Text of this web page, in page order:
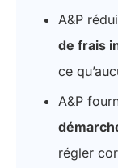
A&P
de frais
ce
A&P
régler